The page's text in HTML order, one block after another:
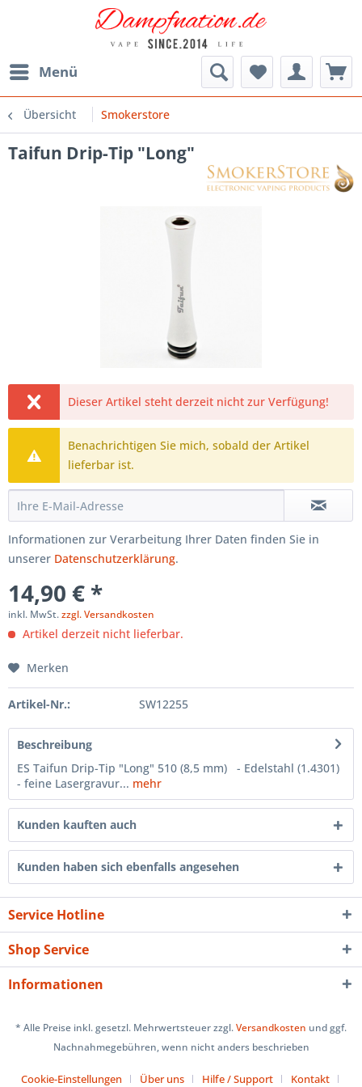
Menü
Übersicht Smokerstore
Taifun Drip-Tip "Long"
Dieser Artikel steht derzeit nicht zur Verfügung!
Benachrichtigen Sie mich, sobald der Artikel
lieferbar ist.
Informationen zur Verarbeitung Ihrer Daten finden Sie in
unserer Datenschutzerklärung.
14,90 € *
inkl. MwSt.zzgl. Versandkosten
Artikel derzeit nicht lieferbar.
Merken
Artikel-Nr.: SW12255
Beschreibung
ES Taifun Drip-Tip "Long" 510 (8,5 mm) - Edelstahl (1.4301)
- feine Lasergravur... mehr
Kunden kauften auch
Kunden haben sich ebenfalls angesehen
Service Hotline
Shop Service
Informationen
* Alle Preise inkl. gesetzl. Mehrwertsteuer zzgl.Versandkosten und ggf.
Nachnahmegebühren, wenn nicht anders beschrieben
Cookie-Einstellungen Über uns Hilfe / Support Kontakt